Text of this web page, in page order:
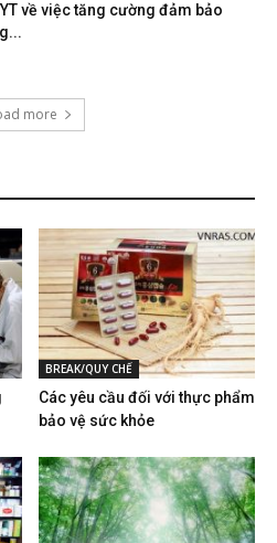
về việc tăng cường đảm bảo
more
BREAK/QUY CHẾ
Các yêu cầu đối với thực phẩm
bảo vệ sức khỏe